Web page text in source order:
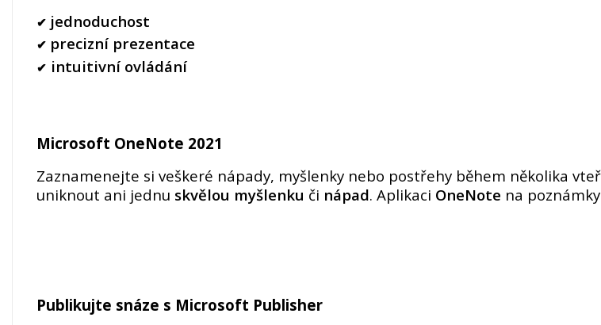
✔ jednoduchost
✔ precizní prezentace
✔ intuitivní ovládání
Microsoft OneNote 2021
Zaznamenejte si veškeré nápady, myšlenky nebo postřehy během několika
uniknout ani jednu skvělou myšlenku či nápad. Aplikaci OneNote na
Publikujte snáze s Microsoft Publisher